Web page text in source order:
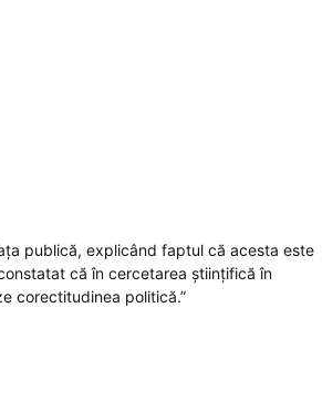
publică, explicând faptul că acesta este
că în cercetarea ştiinţifică în
corectitudinea politică.”